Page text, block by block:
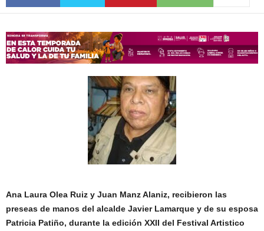
Ana Laura Olea Ruiz y Juan Manz Alaniz, recibieron las
preseas de manos del alcalde Javier Lamarque y de su esposa
Patricia Patiño, durante la edición XXII del Festival Artistico